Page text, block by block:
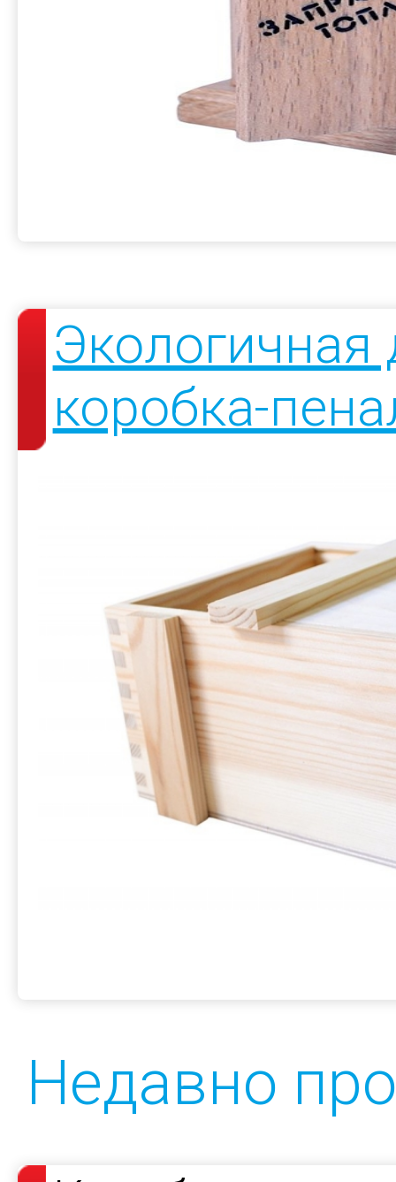
Экологичная
коробка-
Недавно